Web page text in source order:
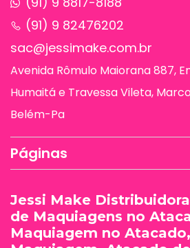
(91) 9 82476202
sac@jessimake.com.br
Avenida Rômulo Maiorana 887,
Humaitá e Travessa Vileta,
Belém-Pa
Páginas
Jessi Make
de Maquiagens no
Maquiagem no